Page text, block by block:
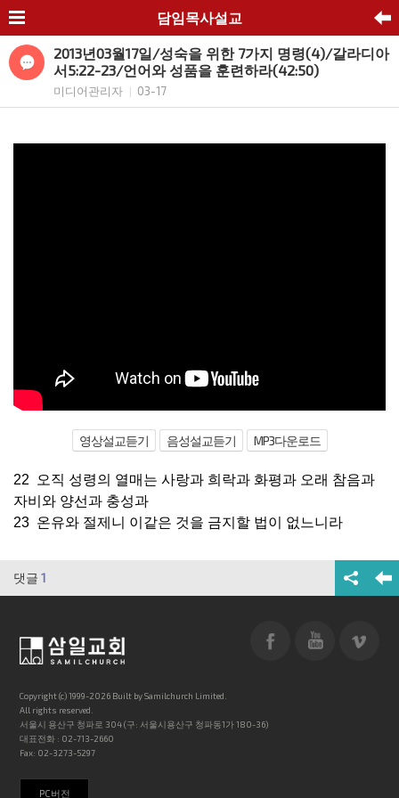
담임목사설교
2013년03월17일/성숙을 위한 7가지 명령(4)/갈라디아
서5:22-23/언어와 성품을 훈련하라(42:50)
미디어관리자 03-17
영상설교듣기 음성설교듣기 MP3다운로드
22 오직 성령의 열매는 사랑과 희락과 화평과 오래 참음과
자비와 양선과 충성과
23 온유와 절제니 이같은 것을 금지할 법이 없느니라
댓글 1
Copyright (c) 1999-2026 Built by Samilchurch Limited.
All rights reserved.
서울시 용산구 청파로 304 (구: 서울시용산구 청파동1가 180-36)
대표전화 : 02-713-2660
Fax: 02-3273-5297
PC버전